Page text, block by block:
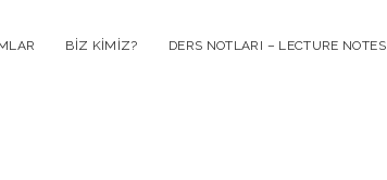
BIZ KIMIZ? DERS NOTLARI – LECTURE NOTES